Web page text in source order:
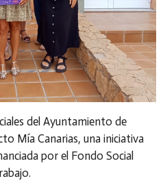
del Ayuntamiento de
Mía Canarias, una iniciativa
por el Fondo Social